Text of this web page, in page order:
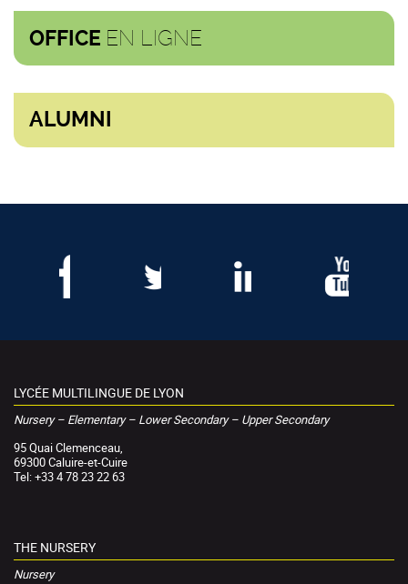
OFFICE EN LIGNE
ALUMNI
LYCÉE MULTILINGUE DE LYON
Nursery – Elementary – Lower Secondary – Upper Secondary
95 Quai Clemenceau,
69300 Caluire-et-Cuire
Tel: +33 4 78 23 22 63
THE NURSERY
Nursery